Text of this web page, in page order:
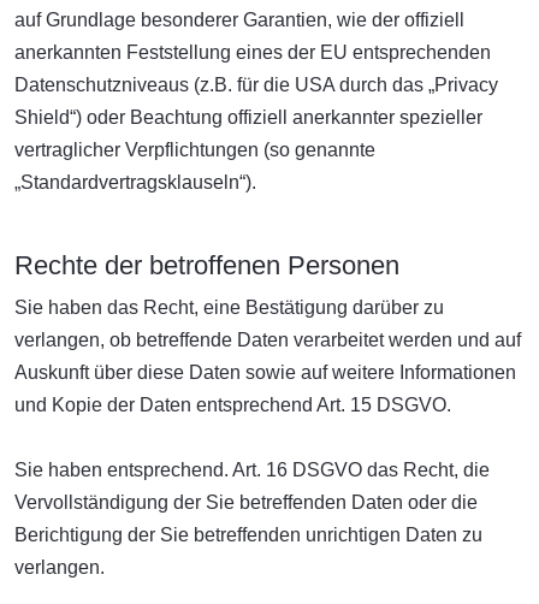
auf Grundlage besonderer Garantien, wie der offiziell
anerkannten Feststellung eines der EU entsprechenden
Datenschutzniveaus (z.B. für die USA durch das „Privacy
Shield“) oder Beachtung offiziell anerkannter spezieller
vertraglicher Verpflichtungen (so genannte
„Standardvertragsklauseln“).
Rechte der betroffenen Personen
Sie haben das Recht, eine Bestätigung darüber zu
verlangen, ob betreffende Daten verarbeitet werden und auf
Auskunft über diese Daten sowie auf weitere Informationen
und Kopie der Daten entsprechend Art. 15 DSGVO.
Sie haben entsprechend. Art. 16 DSGVO das Recht, die
Vervollständigung der Sie betreffenden Daten oder die
Berichtigung der Sie betreffenden unrichtigen Daten zu
verlangen.